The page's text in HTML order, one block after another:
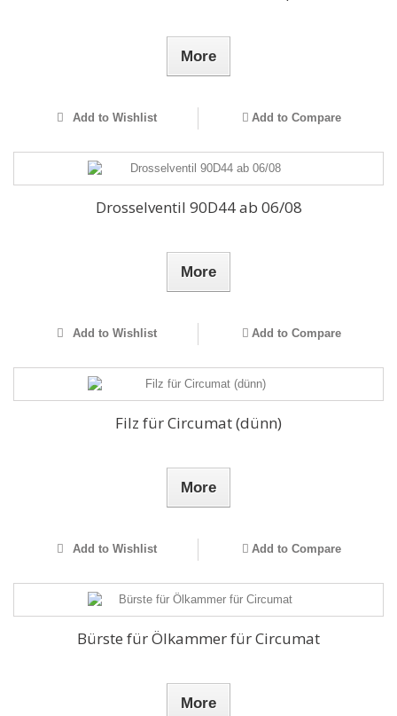
More
Add to Wishlist Add to Compare
Drosselventil 90D44 ab 06/08
More
Add to Wishlist Add to Compare
Filz für Circumat (dünn)
More
Add to Wishlist Add to Compare
Bürste für Ölkammer für Circumat
More